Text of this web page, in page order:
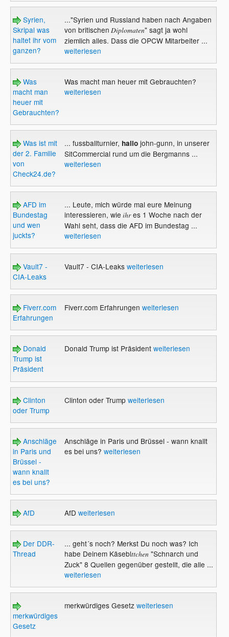
Syrien,
Skripal was
haltet ihr vom
ganzen?
..."Syrien und Russland haben nach Angaben
von britischen Diplomaten" sagt ja wohl
ziemlich alles. Dass die OPCW Mitarbeiter ...
weiterlesen
Was
macht man
heuer mit
Gebrauchten?
Was macht man heuer mit Gebrauchten?
weiterlesen
Was ist mit
der 2. Familie
von
Check24.de?
... fussballturnier, hallojohn-gunn, in unserer
SitCommercial rund um die Bergmanns ...
weiterlesen
AFD im
Bundestag
und wen
juckts?
... Leute, mich würde mal eure Meinung
interessieren, wie ihres 1 Woche nach der
Wahl seht, dass die AFD im Bundestag ...
weiterlesen
Vault7 -
CIA-Leaks
Vault7 - CIA-Leaks weiterlesen
Fiverr.com
Erfahrungen
Fiverr.com Erfahrungen weiterlesen
Donald
Trump ist
Präsident
Donald Trump ist Präsident weiterlesen
Clinton
oder Trump
Clinton oder Trump weiterlesen
Anschläge
in Paris und
Brüssel -
wann knallt
es bei uns?
Anschläge in Paris und Brüssel - wann knallt
es bei uns? weiterlesen
AfD AfD weiterlesen
Der DDR-
Thread
... geht´s noch? Merkst Du noch was? Ich
habe Deinem Käseblttchen"Schnarch und
Zuck" 8 Quellen gegenüber gestellt, die alle ...
weiterlesen
merkwürdiges
Gesetz
merkwürdiges Gesetz weiterlesen